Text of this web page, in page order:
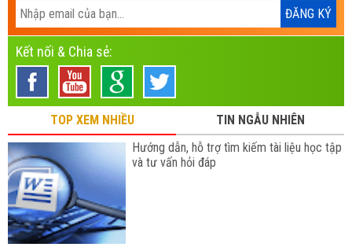
Kết nối & Chia sẻ:
TOP XEM NHIỀU
TIN NGẪU NHIÊN
Hướng dẫn, hỗ trợ tìm kiếm tài liệu học tập
và tư vấn hỏi đáp